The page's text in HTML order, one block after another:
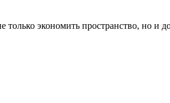
экономить пространство, но и